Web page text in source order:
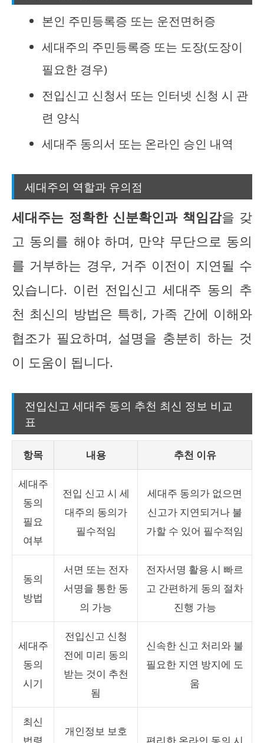
본인 주민등록증 또는 운전면허증
세대주의 주민등록증 또는 도장(도장이
필요한 경우)
전입신고 신청서 또는 인터넷 신청 시 관
련 양식
세대주 동의서 또는 온라인 승인 내역
세대주의 역할과 유의점
세대주는 정확한 신분확인과 책임감을 갖
고 동의를 해야 하며, 만약 무단으로 동의
를 거부하는 경우, 거주 이전이 지연될 수
있습니다. 이런 전입신고 세대주 동의 추
천 최신의 방법은 특히, 가족 간에 이해와
협조가 필요하며, 설명을 충분히 하는 것
이 도움이 됩니다.
전입신고 세대주 동의 추천 최신 정보 비교
표
항목 내용 추천 이유
세대주
동의
필요
여부
전입 신고 시 세
대주의 동의가
필수적임
세대주 동의가 없으면
신고가 지연되거나 불
가할 수 있어 필수적임
동의
방법
서면 또는 전자
서명을 통한 동
의 가능
전자서명 활용 시 빠르
고 간편하게 동의 절차
진행 가능
세대주
동의
시기
전입신고 신청
전에 미리 동의
받는 것이 추천
됨
신속한 신고 처리와 불
필요한 지연 방지에 도
움
최신
법령
개인정보 보호
편리한 온라인 동의 시